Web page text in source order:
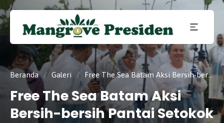
Mangrove
Presiden
dan
Pelestarian
Mangrove
di Kota
Batam,
Kepulauan
Riau.
Beranda / Galeri / Free The Sea Batam Aksi Bersih-bersih Pantai Setokok
Free The Sea Batam Aksi
Bersih-bersih Pantai Setokok